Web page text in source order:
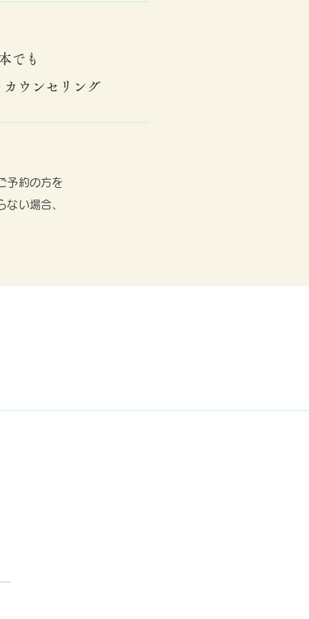
でも
カウンセリング
予約の方を
い場合、